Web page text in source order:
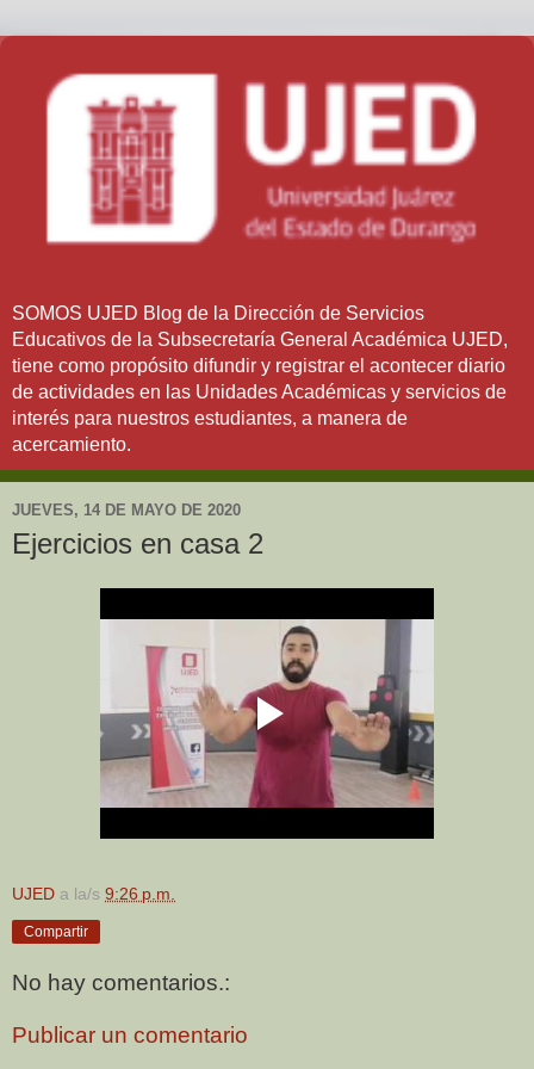
SOMOS UJED Blog de la Dirección de Servicios
Educativos de la Subsecretaría General Académica UJED,
tiene como propósito difundir y registrar el acontecer diario
de actividades en las Unidades Académicas y servicios de
interés para nuestros estudiantes, a manera de
acercamiento.
JUEVES, 14 DE MAYO DE 2020
Ejercicios en casa 2
UJED a la/s 9:26 p.m.
Compartir
No hay comentarios.:
Publicar un comentario